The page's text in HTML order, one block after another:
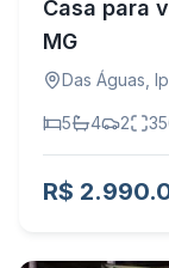
Casa para
MG
Das Águas
5 4 2
R$